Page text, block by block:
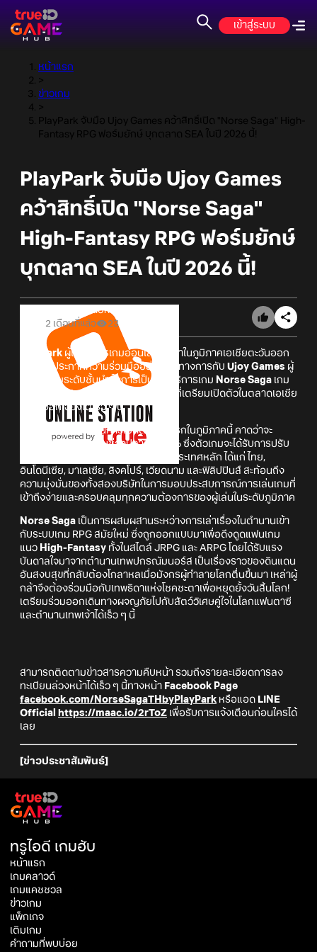
เข้าสู่ระบบ
หน้าแรก
>
ข่าวเกม
>
PlayPark จับมือ Ujoy Games คว้าสิทธิ์เปิด "Norse Saga" High-
Fantasy RPG ฟอร์มยักษ์ บุกตลาด SEA ในปี 2026 นี้!
PlayPark จับมือ Ujoy Games
คว้าสิทธิ์เปิด "Norse Saga"
High-Fantasy RPG ฟอร์มยักษ์
บุกตลาด SEA ในปี 2026 นี้!
Online Station
2 เดือนที่แล้ว
23
PlayPark ผู้ให้บริการเกมออนไลน์ชั้นนำในภูมิภาคเอเชียตะวันออก
เฉียงใต้ ประกาศความร่วมมืออย่างเป็นทางการกับ Ujoy Games ผู้
พัฒนาเกมระดับชั้นนำ ในการเป็นผู้ให้บริการเกม Norse Saga เกม
High-Fantasy RPG
ฟอร์มยักษ์ที่เตรียมเปิดตัวในตลาดเอเชีย
ตะวันออกเฉียงใต้เร็ว ๆ นี้
ถือเป็นการเปิดตัวครั้งแรกในภูมิภาคนี้ คาดว่าจะ
พร้อมเปิดให้บริการในช่วงปลายปี 2026 ซึ่งตัวเกมจะได้รับการปรับ
เนื้อหาและภาษาเพื่อรองรับผู้เล่นใน 6 ประเทศหลัก ได้แก่ ไทย,
อินโดนีเซีย, มาเลเซีย, สิงคโปร์, เวียดนาม และฟิลิปปินส์ สะท้อนถึง
ความมุ่งมั่นของทั้งสองบริษัทในการมอบประสบการณ์การเล่นเกมที่
เข้าถึงง่ายและครอบคลุมทุกความต้องการของผู้เล่นในระดับภูมิภาค
Norse Saga เป็นการผสมผสานระหว่างการเล่าเรื่องในตำนานเข้า
กับระบบเกม RPG สมัยใหม่ ซึ่งถูกออกแบบมาเพื่อดึงดูดแฟนเกม
แนว High-Fantasy ทั้งในสไตล์ JRPG และ ARPG โดยได้รับแรง
บันดาลใจมาจากตำนานเทพปกรณัมนอร์ส เป็นเรื่องราวของดินแดน
อันสงบสุขที่กลับต้องโกลาหลเมื่อมังกรผู้ทำลายโลกตื่นขึ้นมา เหล่าผู้
กล้าจึงต้องร่วมมือกับเทพธิดาแห่งโชคชะตาเพื่อหยุดยั้งวันสิ้นโลก!
เตรียมร่วมออกเดินทางผจญภัยไปกับสัตว์วิเศษคู่ใจในโลกแฟนตาซี
และตำนานเทพเจ้าได้เร็ว ๆ นี้
สามารถติดตามข่าวสารความคืบหน้า รวมถึงรายละเอียดการลง
ทะเบียนล่วงหน้าได้เร็ว ๆ นี้ทางหน้า Facebook Page
facebook.com/NorseSagaTHbyPlayPark หรือแอด LINE
Official
https://maac.io/2rToZ เพื่อรับการแจ้งเตือนก่อนใครได้
เลย
[ข่าวประชาสัมพันธ์]
ทรูไอดี เกมฮับ
หน้าแรก
เกมคลาวด์
เกมแคชชวล
ข่าวเกม
แพ็กเกจ
เติมเกม
คำถามที่พบบ่อย